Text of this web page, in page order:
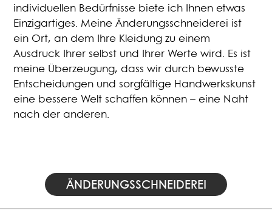
individuellen Bedürfnisse biete ich Ihnen etwas
Einzigartiges. Meine Änderungsschneiderei ist
ein Ort, an dem Ihre Kleidung zu einem
Ausdruck Ihrer selbst und Ihrer Werte wird. Es ist
meine Überzeugung, dass wir durch bewusste
Entscheidungen und sorgfältige Handwerkskunst
eine bessere Welt schaffen können – eine Naht
nach der anderen.
ÄNDERUNGSSCHNEIDEREI